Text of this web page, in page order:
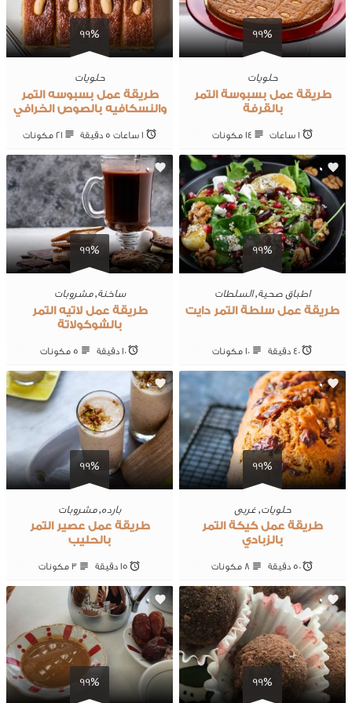
99%
حلويات
طريقة عمل بسبوسة التمر
بالقرفة
1 ساعات 14 ‎مكونات
99%
حلويات
طريقة عمل بسبوسه التمر
والنسكافيه بالصوص الخرافي
1 ساعات 5 ‎دقيقة 21 ‎مكونات
99%
0
اطباق صحية,السلطات
طريقة عمل سلطة التمر دايت
40 ‎دقيقة 10 ‎مكونات
99%
0
ساخنة,مشروبات
طريقة عمل لاتيه التمر
بالشوكولاتة
10 ‎دقيقة 5 ‎مكونات
99%
0
حلويات,غربى
طريقة عمل كيكة التمر
بالزبادي
50 ‎دقيقة 8 ‎مكونات
99%
0
بارده,مشروبات
طريقة عمل عصير التمر
بالحليب
15 ‎دقيقة 3 ‎مكونات
99%
0
99%
0